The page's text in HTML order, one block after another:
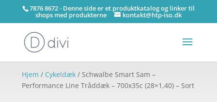
7876 8672 - Denne side er et produktkatalog og linker til
shops med produkterne kontakt@htp-iso.dk
Hjem / Cykeldæk/ Schwalbe Smart Sam –
Performance Line Tråddæk – 700x35c (28×1,40) – Sort